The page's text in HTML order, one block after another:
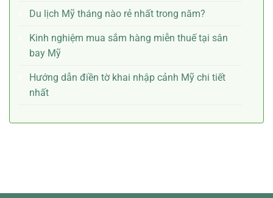
Du lịch Mỹ tháng nào rẻ nhất trong năm?
Kinh nghiệm mua sắm hàng miễn thuế tại sân
bay Mỹ
Hướng dẫn điền tờ khai nhập cảnh Mỹ chi tiết
nhất